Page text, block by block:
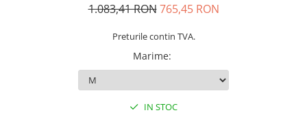
1.083,41 RON 765,45 RON
Preturile contin TVA.
Marime:
IN STOC